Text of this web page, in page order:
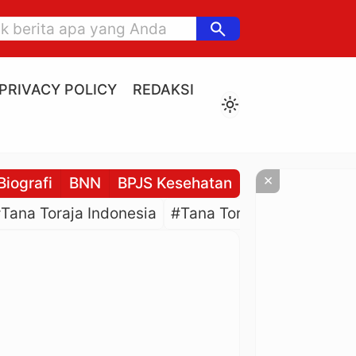
search
PRIVACY POLICY
REDAKSI
light_mode
BNN BPJS Kesehatan BPJS
Toraja Indonesia #Tana Toraja Culture
×